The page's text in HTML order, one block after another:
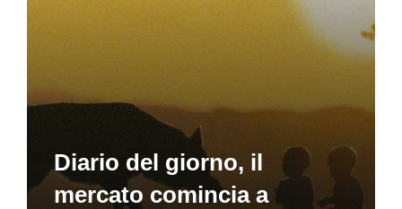
Diario del giorno, il
mercato comincia a